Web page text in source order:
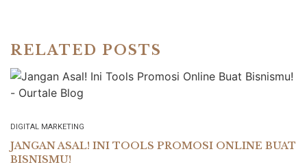
RELATED POSTS
DIGITAL MARKETING
JANGAN ASAL! INI TOOLS PROMOSI ONLINE BUAT
BISNISMU!